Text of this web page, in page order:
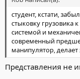
студент, кстати,
стыковку грузовика
системой и
современный
манипулятор, делает
Представления не